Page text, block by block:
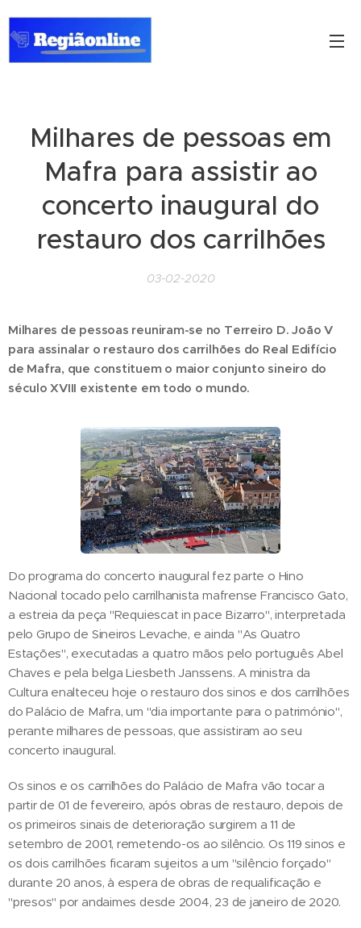
Milhares de pessoas em
Mafra para assistir ao
concerto inaugural do
restauro dos carrilhões
03-02-2020
Milhares de pessoas reuniram-se no Terreiro D. João V
para assinalar o restauro dos carrilhões do Real Edifício
de Mafra, que constituem o maior conjunto sineiro do
século XVIII existente em todo o mundo.
Do programa do concerto inaugural fez parte o Hino
Nacional tocado pelo carrilhanista mafrense Francisco Gato,
a estreia da peça "Requiescat in pace Bizarro", interpretada
pelo Grupo de Sineiros Levache, e ainda "As Quatro
Estações", executadas a quatro mãos pelo português Abel
Chaves e pela belga Liesbeth Janssens. A ministra da
Cultura enalteceu hoje o restauro dos sinos e dos carrilhões
do Palácio de Mafra, um "dia importante para o património",
perante milhares de pessoas, que assistiram ao seu
concerto inaugural.
Os sinos e os carrilhões do Palácio de Mafra vão tocar a
partir de 01 de fevereiro, após obras de restauro, depois de
os primeiros sinais de deterioração surgirem a 11 de
setembro de 2001, remetendo-os ao silêncio. Os 119 sinos e
os dois carrilhões ficaram sujeitos a um "silêncio forçado"
durante 20 anos, à espera de obras de requalificação e
"presos" por andaimes desde 2004, 23 de janeiro de 2020.